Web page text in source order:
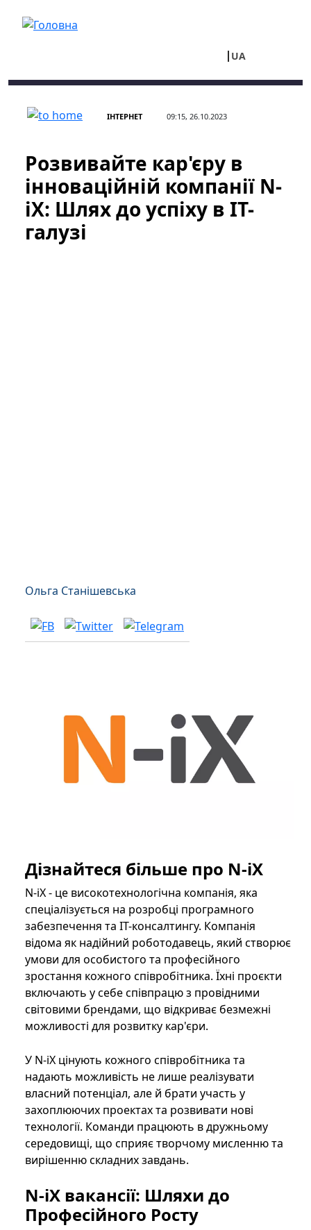
UA
ІНТЕРНЕТ 09:15, 26.10.2023
Розвивайте кар'єру в
інноваційній компанії N-
iX: Шлях до успіху в IT-
галузі
Ольга Станішевська
Дізнайтеся більше про N-iX
N-iX - це високотехнологічна компанія, яка
спеціалізується на розробці програмного
забезпечення та ІТ-консалтингу. Компанія
відома як надійний роботодавець, який створює
умови для особистого та професійного
зростання кожного співробітника. Їхні проєкти
включають у себе співпрацю з провідними
світовими брендами, що відкриває безмежні
можливості для розвитку кар'єри.
У N-iX цінують кожного співробітника та
надають можливість не лише реалізувати
власний потенціал, але й брати участь у
захоплюючих проектах та розвивати нові
технології. Команди працюють в дружньому
середовищі, що сприяє творчому мисленню та
вирішенню складних завдань.
N-iX вакансії: Шляхи до
Професійного Росту